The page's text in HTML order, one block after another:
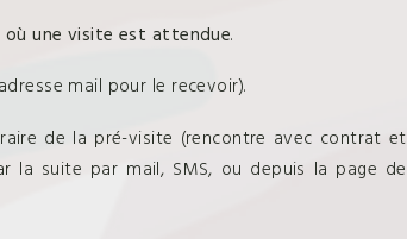
où une visite est attendue.
mail pour le recevoir).
de la pré-visite (rencontre avec contrat et
la suite par mail, SMS, ou depuis la page de